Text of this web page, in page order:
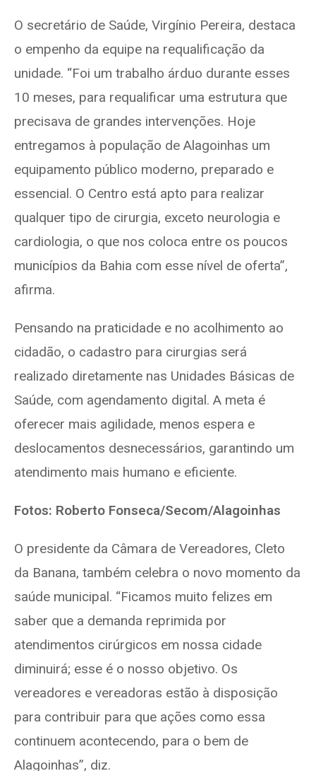
O secretário de Saúde, Virgínio Pereira, destaca
o empenho da equipe na requalificação da
unidade. “Foi um trabalho árduo durante esses
10 meses, para requalificar uma estrutura que
precisava de grandes intervenções. Hoje
entregamos à população de Alagoinhas um
equipamento público moderno, preparado e
essencial. O Centro está apto para realizar
qualquer tipo de cirurgia, exceto neurologia e
cardiologia, o que nos coloca entre os poucos
municípios da Bahia com esse nível de oferta”,
afirma.
Pensando na praticidade e no acolhimento ao
cidadão, o cadastro para cirurgias será
realizado diretamente nas Unidades Básicas de
Saúde, com agendamento digital. A meta é
oferecer mais agilidade, menos espera e
deslocamentos desnecessários, garantindo um
atendimento mais humano e eficiente.
Fotos: Roberto Fonseca/Secom/Alagoinhas
O presidente da Câmara de Vereadores, Cleto
da Banana, também celebra o novo momento da
saúde municipal. “Ficamos muito felizes em
saber que a demanda reprimida por
atendimentos cirúrgicos em nossa cidade
diminuirá; esse é o nosso objetivo. Os
vereadores e vereadoras estão à disposição
para contribuir para que ações como essa
continuem acontecendo, para o bem de
Alagoinhas”, diz.